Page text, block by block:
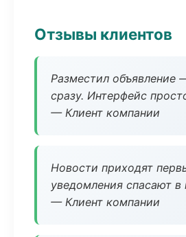
Отзывы клиентов
Разместил объявление
сразу. Интерфейс
— Клиент компании
Новости приходят
уведомления спасают в
— Клиент компании